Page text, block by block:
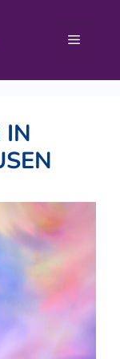
Menü
IN